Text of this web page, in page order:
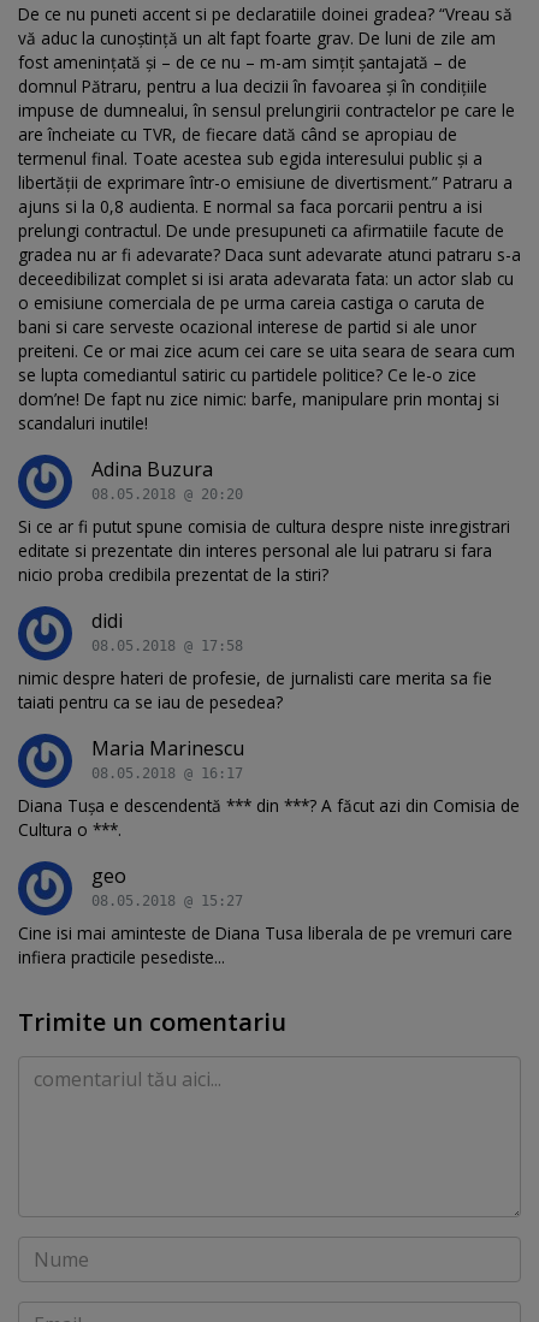
De ce nu puneti accent si pe declaratiile doinei gradea? “Vreau să
vă aduc la cunoștință un alt fapt foarte grav. De luni de zile am
fost amenințată și – de ce nu – m-am simțit șantajată – de
domnul Pătraru, pentru a lua decizii în favoarea și în condițiile
impuse de dumnealui, în sensul prelungirii contractelor pe care le
are încheiate cu TVR, de fiecare dată când se apropiau de
termenul final. Toate acestea sub egida interesului public și a
libertății de exprimare într-o emisiune de divertisment.” Patraru a
ajuns si la 0,8 audienta. E normal sa faca porcarii pentru a isi
prelungi contractul. De unde presupuneti ca afirmatiile facute de
gradea nu ar fi adevarate? Daca sunt adevarate atunci patraru s-a
deceedibilizat complet si isi arata adevarata fata: un actor slab cu
o emisiune comerciala de pe urma careia castiga o caruta de
bani si care serveste ocazional interese de partid si ale unor
preiteni. Ce or mai zice acum cei care se uita seara de seara cum
se lupta comediantul satiric cu partidele politice? Ce le-o zice
dom’ne! De fapt nu zice nimic: barfe, manipulare prin montaj si
scandaluri inutile!
Adina Buzura
08.05.2018 @ 20:20
Si ce ar fi putut spune comisia de cultura despre niste inregistrari
editate si prezentate din interes personal ale lui patraru si fara
nicio proba credibila prezentat de la stiri?
didi
08.05.2018 @ 17:58
nimic despre hateri de profesie, de jurnalisti care merita sa fie
taiati pentru ca se iau de pesedea?
Maria Marinescu
08.05.2018 @ 16:17
Diana Tușa e descendentă *** din ***? A făcut azi din Comisia de
Cultura o ***.
geo
08.05.2018 @ 15:27
Cine isi mai aminteste de Diana Tusa liberala de pe vremuri care
infiera practicile pesediste...
Trimite un comentariu
Comentariu
Nume
Email